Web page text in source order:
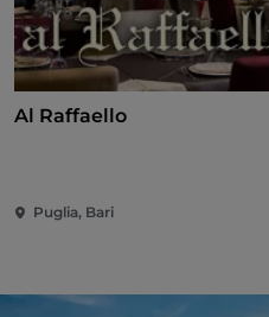
Al Raffaello
Puglia, Bari